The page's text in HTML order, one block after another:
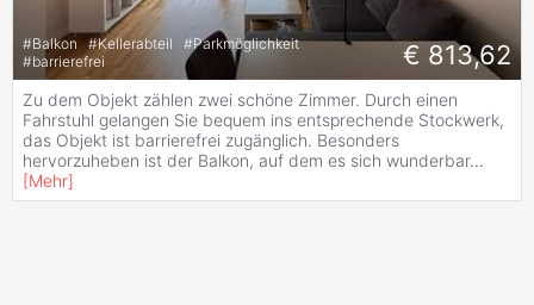
#Balkon #Kellerabteil #Parkmöglichkeit
#barrierefrei € 813,62
Zu dem Objekt zählen zwei schöne Zimmer. Durch einen
Fahrstuhl gelangen Sie bequem ins entsprechende Stockwerk,
das Objekt ist barrierefrei zugänglich. Besonders
hervorzuheben ist der Balkon, auf dem es sich wunderbar...
[Mehr]